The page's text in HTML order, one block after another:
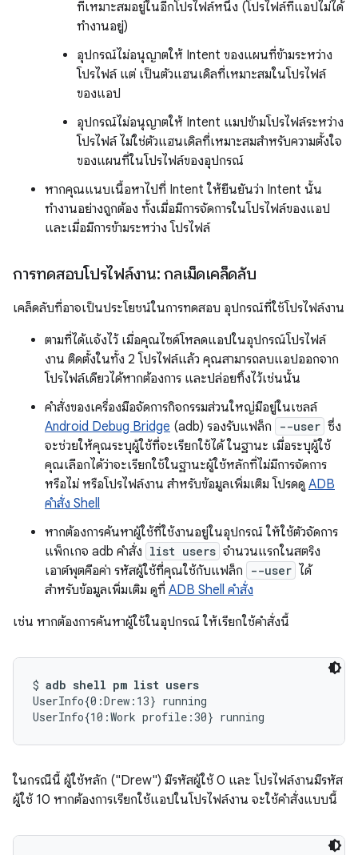
ที่เหมาะสมอยู่ในอีกโปรไฟล์หนึ่ง (โปรไฟล์ที่แอปไม่ได้
ทำงานอยู่)
อุปกรณ์ไม่อนุญาตให้ Intent ของแผนที่ข้ามระหว่าง
โปรไฟล์ แต่ เป็นตัวแฮนเดิลที่เหมาะสมในโปรไฟล์
ของแอป
อุปกรณ์ไม่อนุญาตให้ Intent แมปข้ามโปรไฟล์ระหว่าง
โปรไฟล์ ไม่ใช่ตัวแฮนเดิลที่เหมาะสมสำหรับความตั้งใจ
ของแผนที่ในโปรไฟล์ของอุปกรณ์
หากคุณแนบเนื้อหาไปที่ Intent ให้ยืนยันว่า Intent นั้น
ทำงานอย่างถูกต้อง ทั้งเมื่อมีการจัดการในโปรไฟล์ของแอป
และเมื่อมีการข้ามระหว่าง โปรไฟล์
การทดสอบโปรไฟล์งาน: กลเม็ดเคล็ดลับ
เคล็ดลับที่อาจเป็นประโยชน์ในการทดสอบ อุปกรณ์ที่ใช้โปรไฟล์งาน
ตามที่ได้แจ้งไว้ เมื่อคุณไซด์โหลดแอปในอุปกรณ์โปรไฟล์
งาน ติดตั้งในทั้ง 2 โปรไฟล์แล้ว คุณสามารถลบแอปออกจาก
โปรไฟล์เดียวได้หากต้องการ และปล่อยทิ้งไว้เช่นนั้น
คำสั่งของเครื่องมือจัดการกิจกรรมส่วนใหญ่มีอยู่ในเชลล์
Android Debug Bridge (adb) รองรับแฟล็ก --user ซึ่ง
จะช่วยให้คุณระบุผู้ใช้ที่จะเรียกใช้ได้ ในฐานะ เมื่อระบุผู้ใช้
คุณเลือกได้ว่าจะเรียกใช้ในฐานะผู้ใช้หลักที่ไม่มีการจัดการ
หรือไม่ หรือโปรไฟล์งาน สำหรับข้อมูลเพิ่มเติม โปรดดู ADB
คำสั่ง Shell
หากต้องการค้นหาผู้ใช้ที่ใช้งานอยู่ในอุปกรณ์ ให้ใช้ตัวจัดการ
แพ็กเกจ adb คำสั่ง list users จำนวนแรกในสตริง
เอาต์พุตคือค่า รหัสผู้ใช้ที่คุณใช้กับแฟล็ก
--user ได้
สำหรับข้อมูลเพิ่มเติม ดูที่ ADB Shell คำสั่ง
เช่น หากต้องการค้นหาผู้ใช้ในอุปกรณ์ ให้เรียกใช้คำสั่งนี้
$ adb shell pm list users
UserInfo{0:Drew:13} running
UserInfo{10:Work profile:30} running
ในกรณีนี้ ผู้ใช้หลัก ("Drew") มีรหัสผู้ใช้ 0 และ โปรไฟล์งานมีรหัส
ผู้ใช้ 10 หากต้องการเรียกใช้แอปในโปรไฟล์งาน จะใช้คำสั่งแบบนี้